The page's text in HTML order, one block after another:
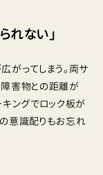
れない」
がってしまう。両サ
障害物との距離が
キングでロック板が
意識配りもお忘れ